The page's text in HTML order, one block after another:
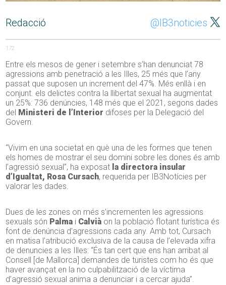
Redacció @IB3noticies
172
Entre els mesos de gener i setembre s’han denunciat 78
agressions amb penetració a les Illes, 25 més que l’any
passat que suposen un increment del 47%. Més enllà i en
conjunt. els delictes contra la llibertat sexual ha augmentat
un 25%: 736 denúncies, 148 més que el 2021, segons dades
del Ministeri de l’Interior difoses per la Delegació del
Govern.
“Vivim en una societat en què una de les formes que tenen
els homes de mostrar el seu domini sobre les dones és amb
l’agressió sexual”, ha exposat la directora insular
d’Igualtat, Rosa Cursach, requerida per IB3Notícies per
valorar les dades.
Dues de les zones on més s’incrementen les agressions
sexuals són Palma i Calvià on la població flotant turística és
font de denúncia d’agressions cada any. Amb tot, Cursach
en matisa l’atribució exclusiva de la causa de l’elevada xifra
de denuncies a les Illes: “És tan cert que ens han arribat al
Consell [de Mallorca] demandes de turistes com ho és que
haver avançat en la no culpabilització de la víctima
d’agressió sexual anima a denunciar i a cercar ajuda”.